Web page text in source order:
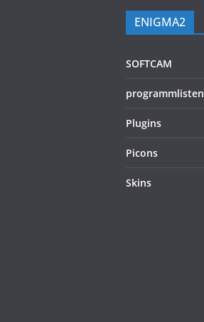
ENIGMA2
SOFTCAM
programmlisten
Plugins
Picons
Skins